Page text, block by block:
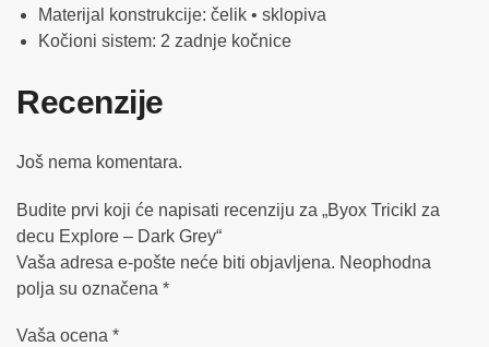
Materijal konstrukcije: čelik • sklopiva
Kočioni sistem: 2 zadnje kočnice
Recenzije
Još nema komentara.
Budite prvi koji će napisati recenziju za „Byox Tricikl za
decu Explore – Dark Grey“
Vaša adresa e-pošte neće biti objavljena. Neophodna
polja su označena *
Vaša ocena *